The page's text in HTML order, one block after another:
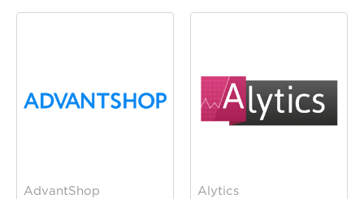
AdvantShop Alytics